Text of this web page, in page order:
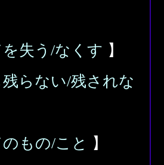
失う/なくす 】
らない/残されな
もの/こと
】